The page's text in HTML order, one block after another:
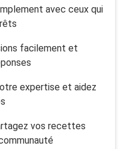
avec ceux qui
facilement et
expertise et aidez
vos recettes